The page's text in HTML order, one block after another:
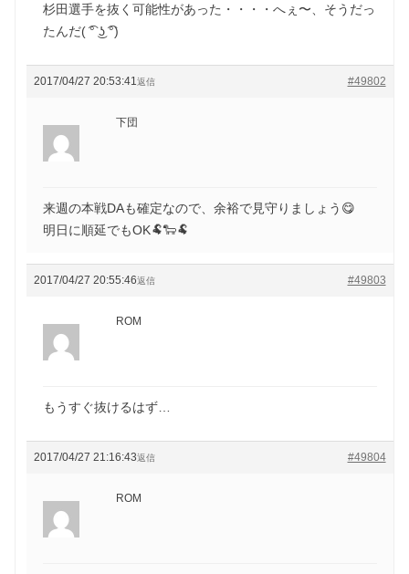
杉田選手を抜く可能性があった・・・・へぇ〜、そうだっ
たんだ( ͡° ͜ʖ ͡°)
2017/04/27 20:53:41 #49802
返信
下団
来週の本戦DAも確定なので、余裕で見守りましょう😋
明日に順延でもOK🐏🐑🐏
2017/04/27 20:55:46 #49803
返信
ROM
もうすぐ抜けるはず…
2017/04/27 21:16:43 #49804
返信
ROM